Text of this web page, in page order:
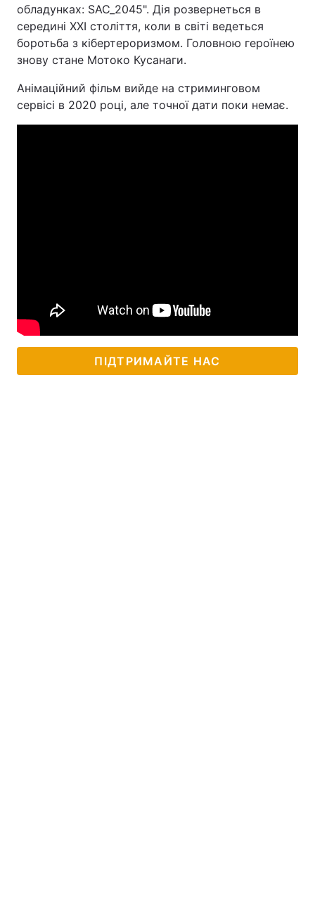
Тема оформлення
обладунках: SAC_2045". Дія розвернеться в
середині XXI століття, коли в світі ведеться
боротьба з кібертероризмом. Головною героїнею
знову стане Мотоко Кусанаги.
Анімаційний фільм вийде на стриминговом
сервісі в 2020 році, але точної дати поки немає.
ПІДТРИМАЙТЕ НАС